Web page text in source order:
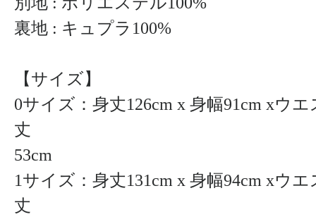
裏地 : キュプラ100%
【サイズ】
0サイズ：身丈126cm x 身幅91cm xウ
丈
53cm
1サイズ：身丈131cm x 身幅94cm xウ
丈